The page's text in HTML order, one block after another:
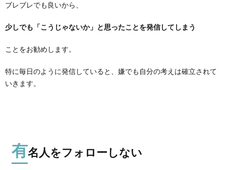
ブレブレでも良いから、
少しでも「こうじゃないか」と思ったことを発信してしまう
ことをお勧めします。
特に毎日のように発信していると、嫌でも自分の考えは確立されて
いきます。
有名人をフォローしない